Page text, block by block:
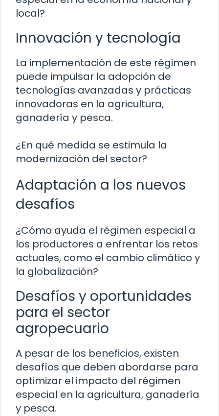
local?
Innovación y tecnología
La implementación de este régimen
puede impulsar la adopción de
tecnologías avanzadas y prácticas
innovadoras en la agricultura,
ganadería y pesca.
¿En qué medida se estimula la
modernización del sector?
Adaptación a los nuevos
desafíos
¿Cómo ayuda el régimen especial a
los productores a enfrentar los retos
actuales, como el cambio climático y
la globalización?
Desafíos y oportunidades
para el sector
agropecuario
A pesar de los beneficios, existen
desafíos que deben abordarse para
optimizar el impacto del régimen
especial en la agricultura, ganadería
y pesca.